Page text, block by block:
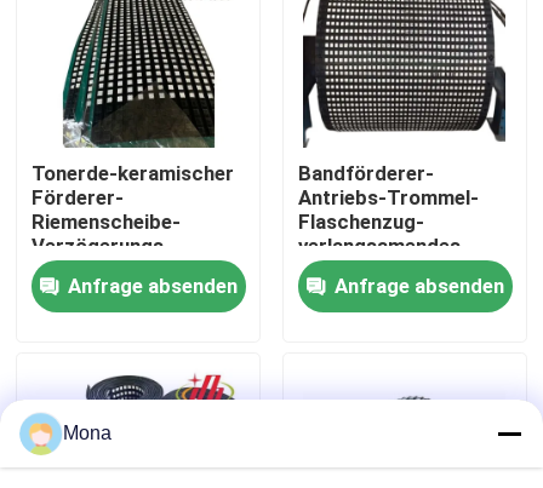
Über uns
Fabrik Tour
Qualitätskontrolle
Kontakt
Keramische Abnutzungszwischenlage
Tonerde-keramische Zwischenlage
Tonerde-keramischer
Förderer-
Riemenscheibe-
Verzögerungs-
Trommel-
Flaschenzug-
Gummiverzögerung
Anfrage absenden
Bandförderer-
Antriebs-Trommel-
Flaschenzug-
verlangsamendes
keramischer
Gummiflaschenzug-
Zurückbleibenmaterial
Anfrage absenden
Mona